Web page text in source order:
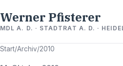
Werner Pfisterer
MDL A. D. · STADTRAT A. D. ·
Start/Archiv/2010